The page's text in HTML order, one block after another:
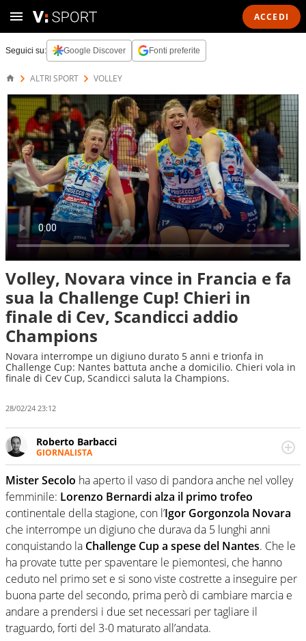
ACCEDI
Seguici su: Google Discover Fonti preferite
ALTRI SPORT VOLLEY
Volley, Novara vince in Francia e fa
sua la Challenge Cup! Chieri in
finale di Cev, Scandicci addio
Champions
Novara interrompe un digiuno durato 5 anni e trionfa in
Challenge Cup: Nantes battuta anche a domicilio. Chieri vola in
finale di Cev Cup, Scandicci saluta la Champions.
28/02/24 23:12
Roberto Barbacci
GIORNALISTA
Giornalista (pubblicista) sportivo a tutto campo, è il
tuttologo di Virgilio Sport. Provate a chiedergli di boxe, di
scherma, di volley o di curling: ve ne farà innamorare
Mister Secolo ha aperto il vaso di pandora anche nel volley
femminile: Lorenzo Bernardi alza il primo trofeo
continentale della stagione, con l’Igor Gorgonzola Novara
che interrompe un digiuno che durava da 5 lunghi anni
conquistando la Challenge Cup a spese del Nantes. Che le
ha provate tutte per spaventare le piemontesi, che hanno
ceduto nel primo set e si sono viste costrette a inseguire per
buona parte del secondo, prima però di cambiare marcia e
andare a prendersi i due set necessari per tagliare il
traguardo, forti del 3-0 maturato all’andata.